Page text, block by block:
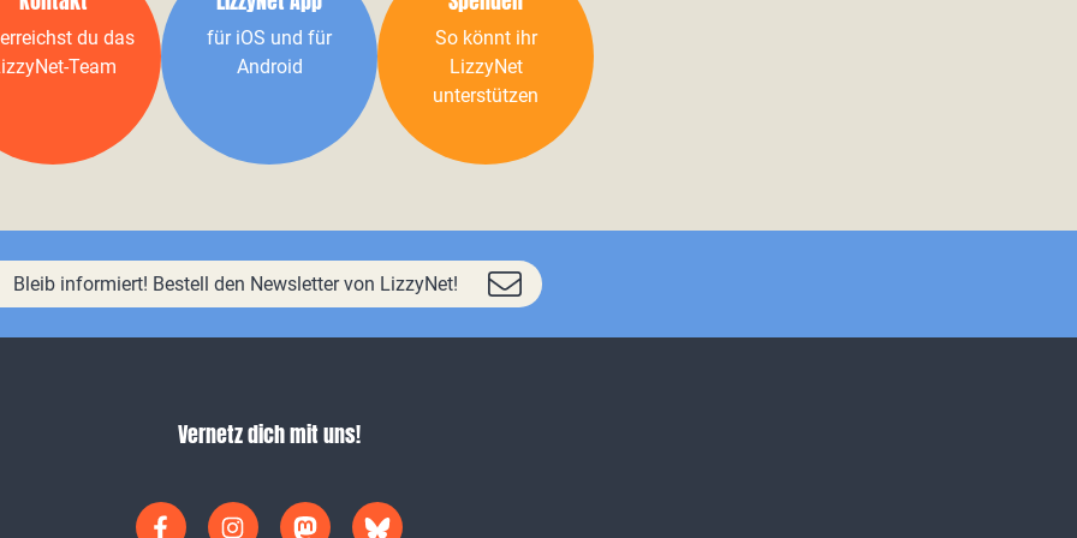
du das
Team
für iOS und für
Android
So könnt ihr
LizzyNet
unterstützen
Bleib informiert! Bestell den Newsletter von LizzyNet!
Vernetz dich mit uns!